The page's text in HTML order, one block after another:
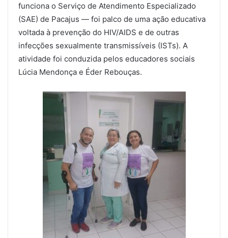
funciona o Serviço de Atendimento Especializado
(SAE) de Pacajus — foi palco de uma ação educativa
voltada à prevenção do HIV/AIDS e de outras
infecções sexualmente transmissíveis (ISTs). A
atividade foi conduzida pelos educadores sociais
Lúcia Mendonça e Éder Rebouças.